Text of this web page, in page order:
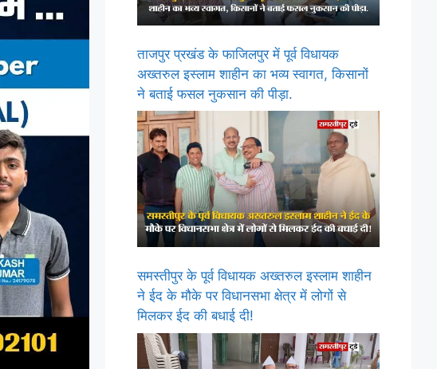
ताजपुर प्रखंड के फाजिलपुर में पूर्व विधायक
अख्तरुल इस्लाम शाहीन का भव्य स्वागत, किसानों
ने बताई फसल नुकसान की पीड़ा.
समस्तीपुर के पूर्व विधायक अख्तरुल इस्लाम शाहीन
ने ईद के मौके पर विधानसभा क्षेत्र में लोगों से
मिलकर ईद की बधाई दी!